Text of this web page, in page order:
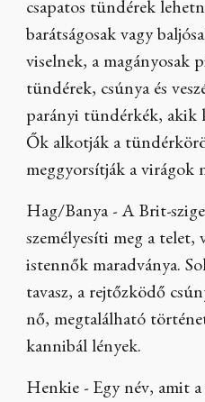
csapatos tündérek
barátságosak vagy
viselnek, a magányosak
tündérek, csúnya és
parányi tündérkék, akik
Ők alkotják a
meggyorsítják a virágok
Hag/Banya - A Brit-
személyesíti meg a telet,
istennők maradványa.
tavasz, a rejtőzködő
nő, megtalálható
kannibál lények.
Henkie - Egy név, amit